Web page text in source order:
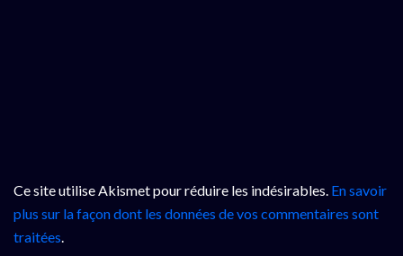
Ce site utilise Akismet pour réduire les indésirables. En savoir
plus sur la façon dont les données de vos commentaires sont
traitées.